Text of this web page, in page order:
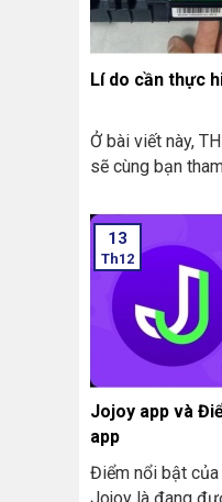
Lí do cần thực
Ở bài viết này, THIÊN SƠN COMPUTER
sẽ cùng bạn
nhé?
13
Th12
Jojoy app và
app
Điểm nổi bật
Jojoy là đang